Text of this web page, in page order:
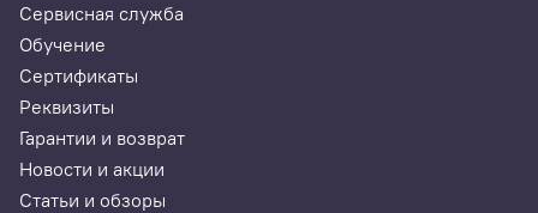
Сервисная служба
Обучение
Сертификаты
Реквизиты
Гарантии и возврат
Новости и акции
Статьи и обзоры